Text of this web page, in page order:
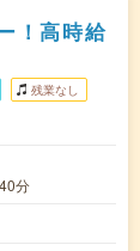
！高時給
残業なし
分